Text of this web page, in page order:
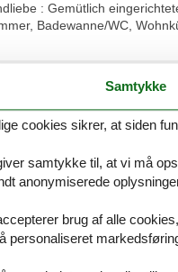
: Gemütlich
Badewanne/WC,
4,9
Samtykke
cookies sikrer, at siden
samtykke til, at vi må
anonymiserede
brug af alle
personaliseret